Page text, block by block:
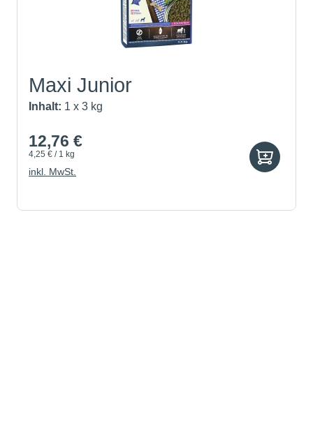
Maxi Junior
Inhalt: 1 x 3 kg
12,76 €
4,25 € / 1 kg
inkl. MwSt.